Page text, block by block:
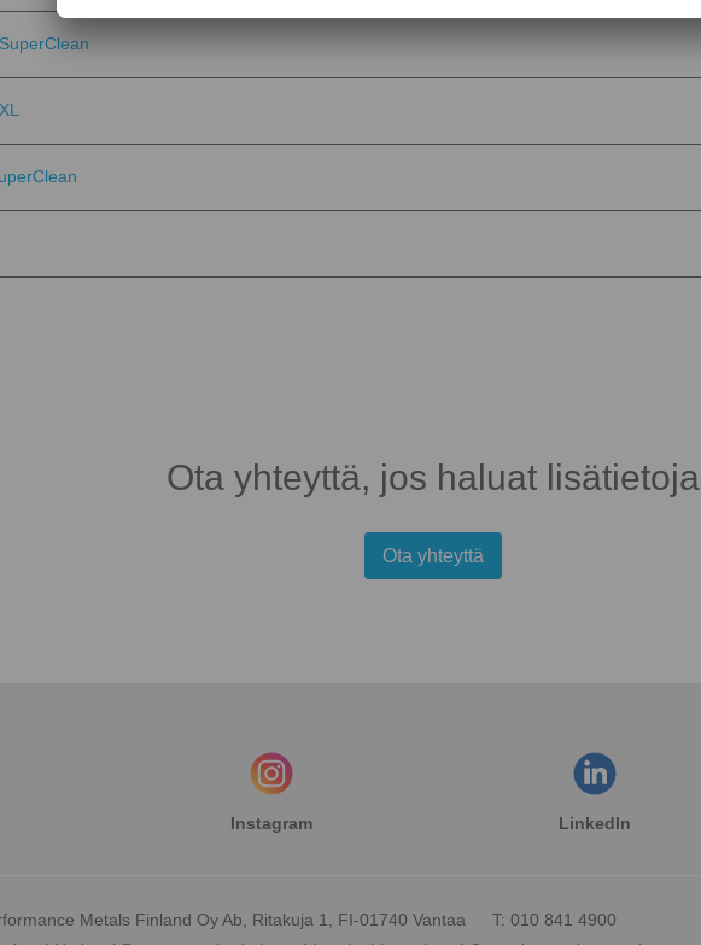
Ota yhteyttä, jos haluat lisätietoja
Ota yhteyttä
Instagram LinkedIn
Metals Finland Oy Ab, Ritakuja 1, FI-01740 Vantaa
T: 010 841 4900